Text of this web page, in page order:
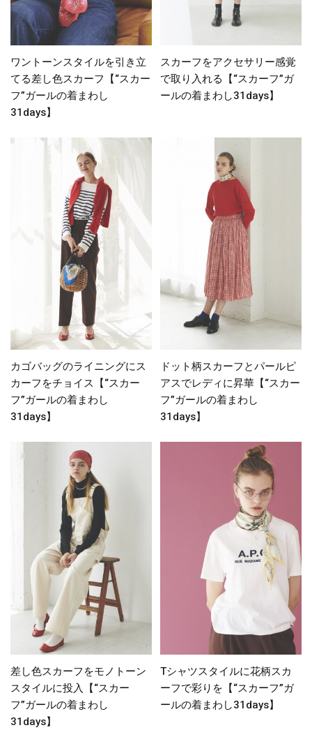
ワントーンスタイルを引き立
てる差し色スカーフ【“スカー
フ”ガールの着まわし
31days】
スカーフをアクセサリー感覚
で取り入れる【“スカーフ”ガ
ールの着まわし31days】
カゴバッグのライニングにス
カーフをチョイス【“スカー
フ”ガールの着まわし
31days】
ドット柄スカーフとパールピ
アスでレディに昇華【“スカー
フ”ガールの着まわし
31days】
差し色スカーフをモノトーン
スタイルに投入【“スカー
フ”ガールの着まわし
31days】
Tシャツスタイルに花柄スカ
ーフで彩りを【“スカーフ”ガ
ールの着まわし31days】